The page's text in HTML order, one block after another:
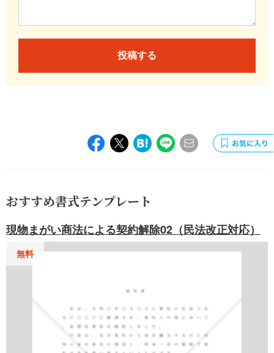
投稿する
おすすめ書式テンプレート
現物まがい商法による契約解除02（民法改正対応）
無料